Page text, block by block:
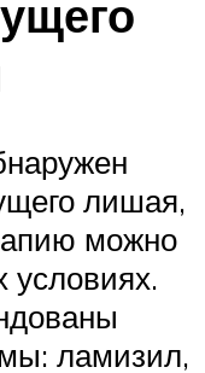
лишая,
можно
условиях.
ламизил,